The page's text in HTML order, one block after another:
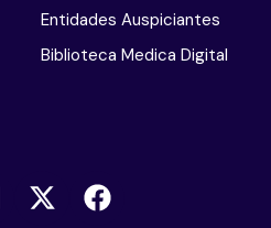
Entidades Auspiciantes
Biblioteca Medica Digital